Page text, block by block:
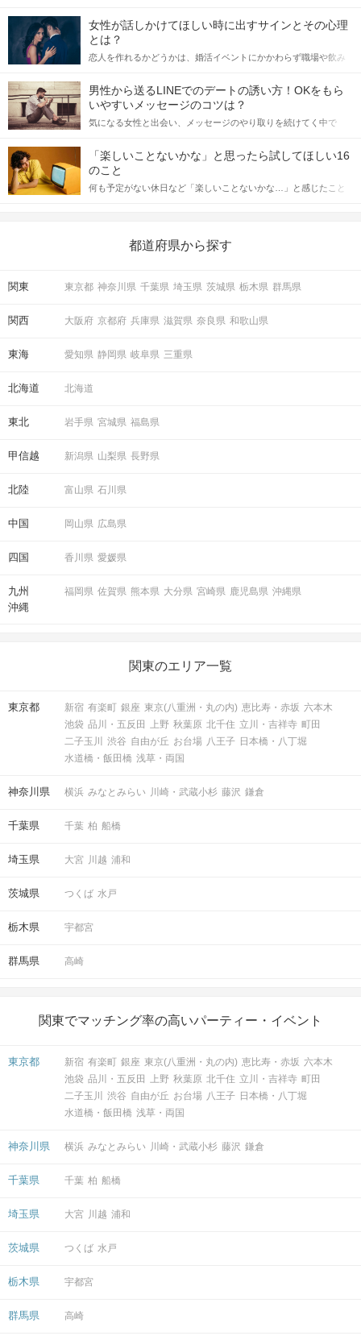
女性が話しかけてほしい時に出すサインとその心理
とは？
恋人を作れるかどうかは、婚活イベントにかかわらず職場や飲み
てアプローチできるかにも左右されます。 これから恋人作りを本
格的に始めようとしている方は、女性が異性を求めて出すサイン
をしっかりと理解し、正しい行動に移せるかどうかが重要。 この
記事では、女性が話しかけて欲しい時に出すサインとその心理を
合にどのような行動に繋げるべきかをご紹介していきます。
男性から送るLINEでのデートの誘い方！OKをもら
いやすいメッセージのコツは？
気になる女性と出会い、メッセージのやり取りを続けてく中で
しかし、中には「どう誘ったらいいの？」とお困りの男性もいら
っしゃるのではないでしょうか。 そこで今回は、男性から女性へ
送るLINEでのデートの誘い方のコツをご紹介します。例文も混じ
えながら解説するので、ぜひ参考にしてください。
「楽しいことないかな」と思ったら試してほしい16
のこと
何も予定がない休日など「楽しいことないかな…」と感じたこと
の楽しいことアイデアを集めました♪ いままさに楽しいことを探し
都道府県から探す
関東 東京都 神奈川県 千葉県 埼玉県 茨城県 栃木県 群馬県
関西 大阪府 京都府 兵庫県 滋賀県 奈良県 和歌山県
東海 愛知県 静岡県 岐阜県 三重県
北海道 北海道
東北 岩手県 宮城県 福島県
甲信越 新潟県 山梨県 長野県
北陸 富山県 石川県
中国 岡山県 広島県
四国 香川県 愛媛県
九州
沖縄
福岡県 佐賀県 熊本県 大分県 宮崎県 鹿児島県 沖縄県
関東のエリア一覧
東京都 新宿 有楽町 銀座 東京(八重洲・丸の内) 恵比寿・赤坂 六本木
池袋 品川・五反田 上野 秋葉原 北千住 立川・吉祥寺 町田
二子玉川
渋谷 自由が丘 お台場 八王子 日本橋・八丁堀
水道橋・飯田橋 浅草・両国
神奈川県 横浜 みなとみらい 川崎・武蔵小杉 藤沢 鎌倉
千葉県 千葉 柏 船橋
埼玉県 大宮 川越 浦和
茨城県 つくば 水戸
栃木県 宇都宮
群馬県 高崎
関東でマッチング率の高いパーティー・イベント
東京都 新宿 有楽町 銀座 東京(八重洲・丸の内) 恵比寿・赤坂 六本木
池袋 品川・五反田 上野 秋葉原 北千住 立川・吉祥寺 町田
二子玉川
渋谷 自由が丘 お台場 八王子 日本橋・八丁堀
水道橋・飯田橋 浅草・両国
神奈川県 横浜 みなとみらい 川崎・武蔵小杉 藤沢 鎌倉
千葉県 千葉 柏 船橋
埼玉県 大宮 川越 浦和
茨城県 つくば 水戸
栃木県 宇都宮
群馬県 高崎